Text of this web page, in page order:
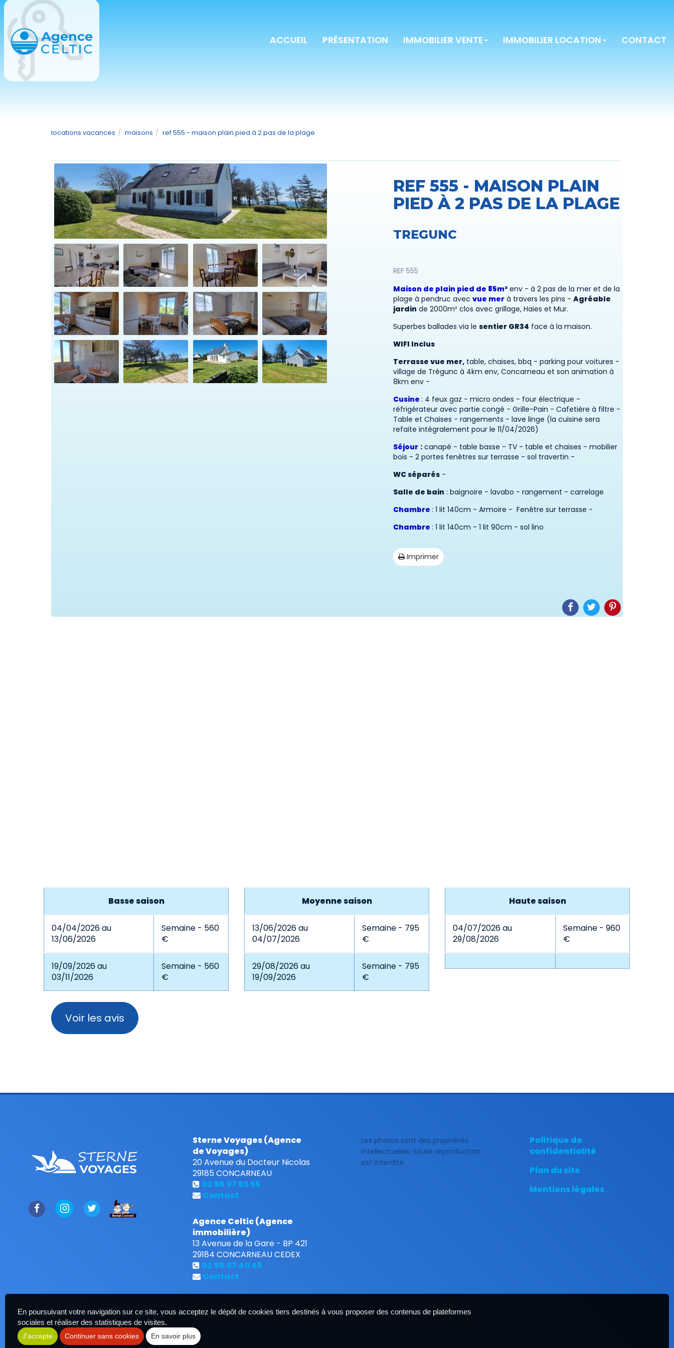
ACCUEIL PRÉSENTATION IMMOBILIER VENTE IMMOBILIER LOCATION CONTACT
locations vacances maisons ref 555 - maison plain pied à 2 pas de la plage
REF 555 - MAISON PLAIN
PIED À 2 PAS DE LA PLAGE
TREGUNC
REF 555
​Maison de plain pied de 85m² env - à 2 pas de la mer et de la
plage à pendruc avecvue mer à travers les pins -Agréable
jardin de 2000m² clos avec grillage, Haies et Mur.
Superbes ballades via lesentier GR34 face à la maison.
WIFI Inclus
Terrasse vue mer, table, chaises, bbq - parking pour voitures -
village de Trégunc à 4km env, Concarneau et son animation à
8km env -
​Cusine: 4 feux gaz - micro ondes - four électrique -
réfrigérateur avec partie congé - Grille-Pain - Cafetière à filtre -
Table et Chaises - rangements - lave linge (la cuisine sera
refaite intégralement pour le 11/04/2026)
Séjour : canapé - table basse - TV - table et chaises - mobilier
bois - 2 portes fenêtres sur terrasse - sol travertin -
WC séparés -
Salle de bain : baignoire - lavabo - rangement - carrelage
Chambre: 1 lit 140cm - Armoire - Fenêtre sur terrasse -
Chambre: 1 lit 140cm - 1 lit 90cm - sol lino
Imprimer
Basse saison
04/04/2026 au
13/06/2026
Semaine - 560
€
19/09/2026 au
03/11/2026
Semaine - 560
€
Moyenne saison
13/06/2026 au
04/07/2026
Semaine - 795
€
29/08/2026 au
19/09/2026
Semaine - 795
€
Haute saison
04/07/2026 au
29/08/2026
Semaine - 960
€
Voir les avis
Sterne Voyages (Agence
de Voyages)
20 Avenue du Docteur Nicolas
29185 CONCARNEAU
02 98 97 50 55
Contact
Agence Celtic (Agence
immobilière)
13 Avenue de la Gare - BP 421
29184 CONCARNEAU CEDEX
02 98 97 40 45
Contact
Les photos sont des propriétés
intellectuelles, toute reproduction
est interdite.
Politique de
confidentialité
Plan du site
Mentions légales
En poursuivant votre navigation sur ce site, vous acceptez le dépôt de cookies tiers destinés à vous proposer des contenus de plateformes
sociales et réaliser des statistiques de visites.
J'accepte Continuer sans cookies En savoir plus